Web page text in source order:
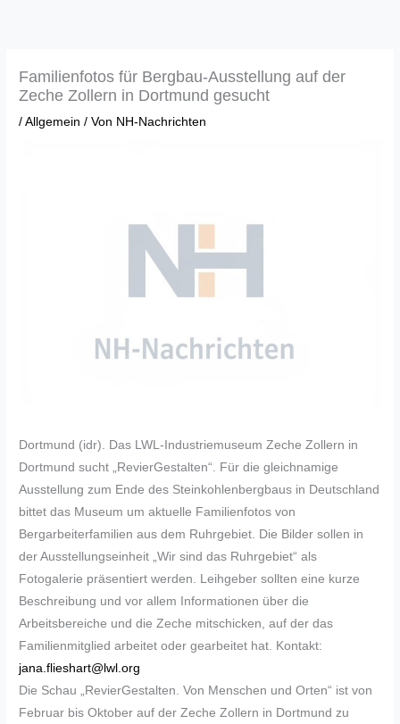
Familienfotos für Bergbau-Ausstellung auf der
Zeche Zollern in Dortmund gesucht
/Allgemein / Von NH-Nachrichten
Dortmund (idr). Das LWL-Industriemuseum Zeche Zollern in
Dortmund sucht „RevierGestalten“. Für die gleichnamige
Ausstellung zum Ende des Steinkohlenbergbaus in Deutschland
bittet das Museum um aktuelle Familienfotos von
Bergarbeiterfamilien aus dem Ruhrgebiet. Die Bilder sollen in
der Ausstellungseinheit „Wir sind das Ruhrgebiet“ als
Fotogalerie präsentiert werden. Leihgeber sollten eine kurze
Beschreibung und vor allem Informationen über die
Arbeitsbereiche und die Zeche mitschicken, auf der das
Familienmitglied arbeitet oder gearbeitet hat. Kontakt:
jana.flieshart@lwl.org
Die Schau „RevierGestalten. Von Menschen und Orten“ ist von
Februar bis Oktober auf der Zeche Zollern in Dortmund zu